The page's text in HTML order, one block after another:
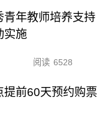
青年教师培养支持
实施
阅读 6528
提前60天预约购票